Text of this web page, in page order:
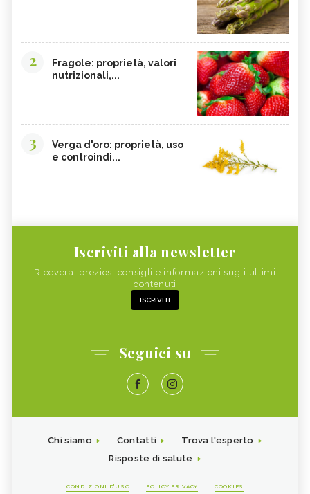
2
Fragole: proprietà, valori
nutrizionali,...
3
Verga d'oro: proprietà, uso
e controindi...
Iscriviti alla newsletter
Riceverai preziosi consigli e informazioni sugli ultimi
contenuti
ISCRIVITI
Seguici su
Chi siamo Contatti
Trova l'esperto
Risposte di salute
CONDIZIONI D'USO POLICY PRIVACY COOKIES